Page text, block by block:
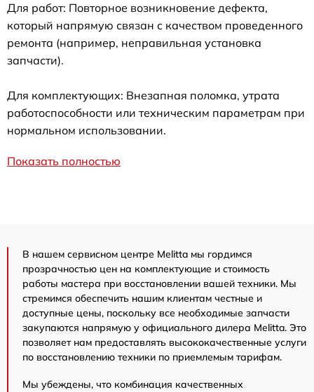
Для работ: Повторное возникновение дефекта,
который напрямую связан с качеством проведенного
ремонта (например, неправильная установка
запчасти).
Для комплектующих: Внезапная поломка, утрата
работоспособности или техническим параметрам при
нормальном использовании.
Показать полностью
В нашем сервисном центре Melitta мы гордимся
прозрачностью цен на комплектующие и стоимость
работы мастера при восстановлении вашей техники. Мы
стремимся обеспечить нашим клиентам честные и
доступные цены, поскольку все необходимые запчасти
закупаются напрямую у официального дилера Melitta. Это
позволяет нам предоставлять высококачественные услуги
по восстановлению техники по приемлемым тарифам.
Мы убеждены, что комбинация качественных